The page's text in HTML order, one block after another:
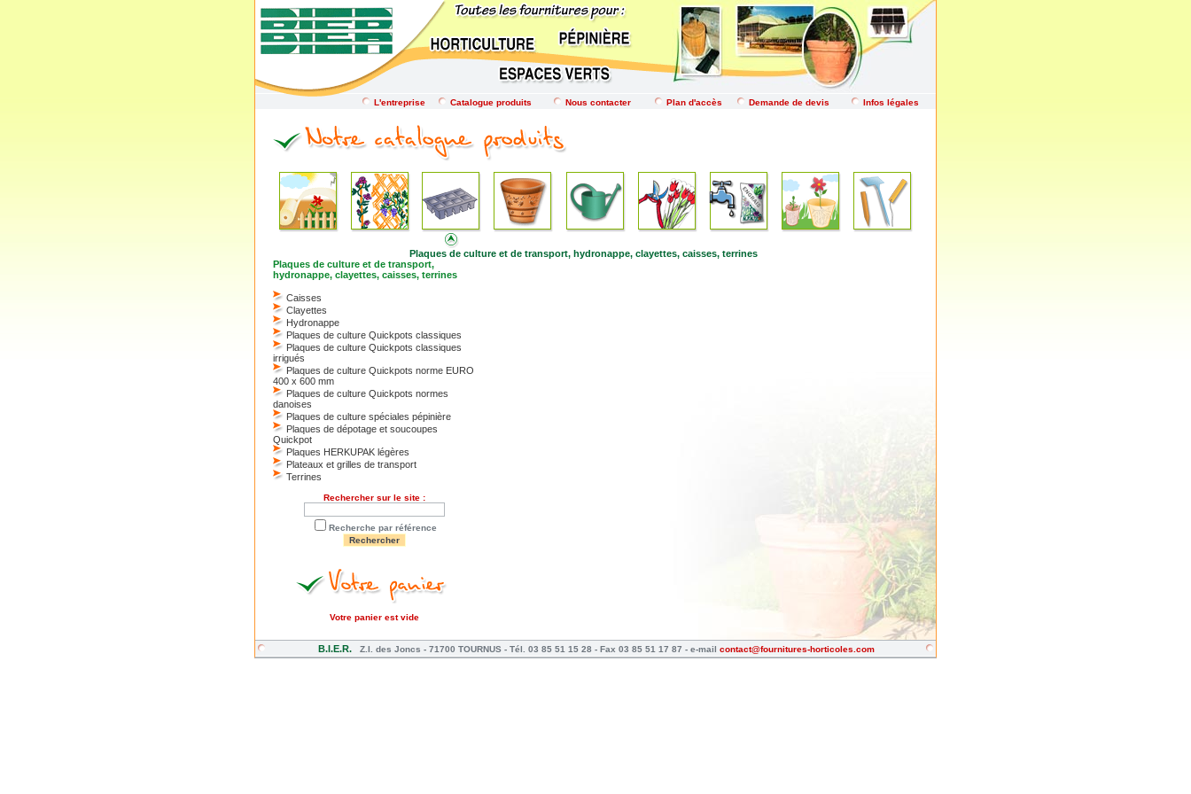
L'entreprise Catalogue produits Nous contacter Plan d'accès Demande de devis Infos légales
Plaques de culture et de transport, hydronappe, clayettes, caisses, terrines
Plaques de culture et de transport,
hydronappe, clayettes, caisses, terrines
Caisses
Clayettes
Hydronappe
Plaques de culture Quickpots classiques
Plaques de culture Quickpots classiques
irrigués
Plaques de culture Quickpots norme EURO
400 x 600 mm
Plaques de culture Quickpots normes
danoises
Plaques de culture spéciales pépinière
Plaques de dépotage et soucoupes
Quickpot
Plaques HERKUPAK légères
Plateaux et grilles de transport
Terrines
Rechercher sur le site :
Recherche par référence
Votre panier est vide
B.I.E.R. Z.I. des Joncs - 71700 TOURNUS - Tél. 03 85 51 15 28 - Fax 03 85 51 17 87 - e-mail contact@fournitures-horticoles.com